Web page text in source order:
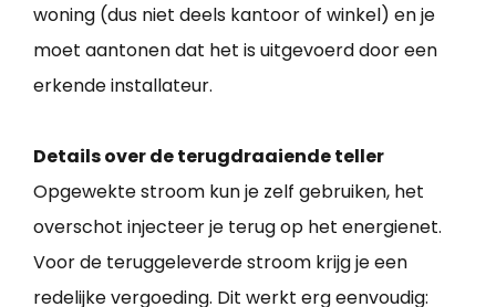
woning (dus niet deels kantoor of winkel) en je
moet aantonen dat het is uitgevoerd door een
erkende installateur.
Details over de terugdraaiende teller
Opgewekte stroom kun je zelf gebruiken, het
overschot injecteer je terug op het energienet.
Voor de teruggeleverde stroom krijg je een
redelijke vergoeding. Dit werkt erg eenvoudig: